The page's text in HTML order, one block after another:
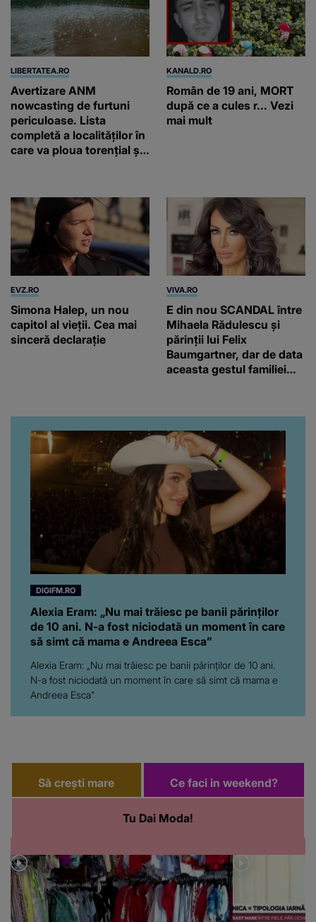
LIBERTATEA.RO
Avertizare ANM
nowcasting de furtuni
periculoase. Lista
completă a localităților în
care va ploua torențial și
KANALD.RO
Român de 19 ani, MORT
după ce a cules r... Vezi
mai mult
EVZ.RO
Simona Halep, un nou
capitol al vieții. Cea mai
sinceră declarație
VIVA.RO
E din nou SCANDAL între
Mihaela Rădulescu și
părinții lui Felix
Baumgartner, dar de data
aceasta gestul familiei
noastră! Fostei
prezentatoare nici că-i
vine să creadă că s-a
ajuns până aici, dar e
adevărat, au făcut-o și pe
asta! Și ce a ieșit la iveală
ar fi prea mult pentru
oricine: "Cu… mine, fata
româncă...”
DIGIFM.RO
Alexia Eram: „Nu mai trăiesc pe banii părinților
de 10 ani. N-a fost niciodată un moment în care
să simt că mama e Andreea Esca”
Alexia Eram: „Nu mai trăiesc pe banii părinților de 10 ani.
N-a fost niciodată un moment în care să simt că mama e
Andreea Esca”
Să crești mare
Tu Dai Moda!
Ce faci in weekend?